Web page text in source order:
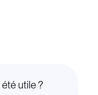
utile ?